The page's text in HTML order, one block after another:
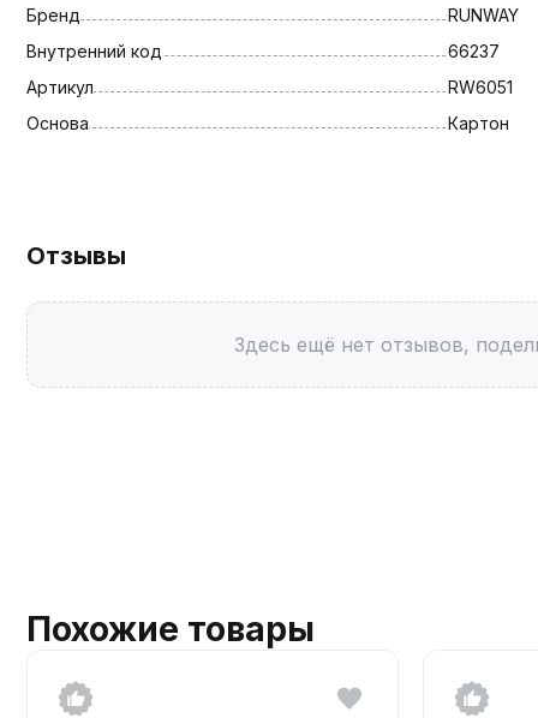
Бренд
RUNWAY
Внутренний код
66237
Артикул
RW6051
Основа
Картон
Отзывы
Здесь ещё нет отзывов,
Похожие товары